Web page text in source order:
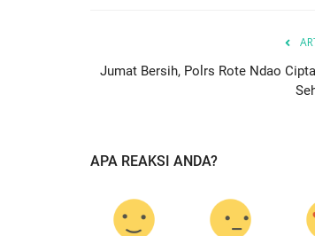
Jumat Bersih, Polrs Rote Ndao
APA REAKSI ANDA?